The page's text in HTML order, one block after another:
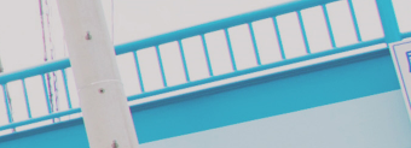
モルモットなどについて
トリミング事例集
ホリスティック医療